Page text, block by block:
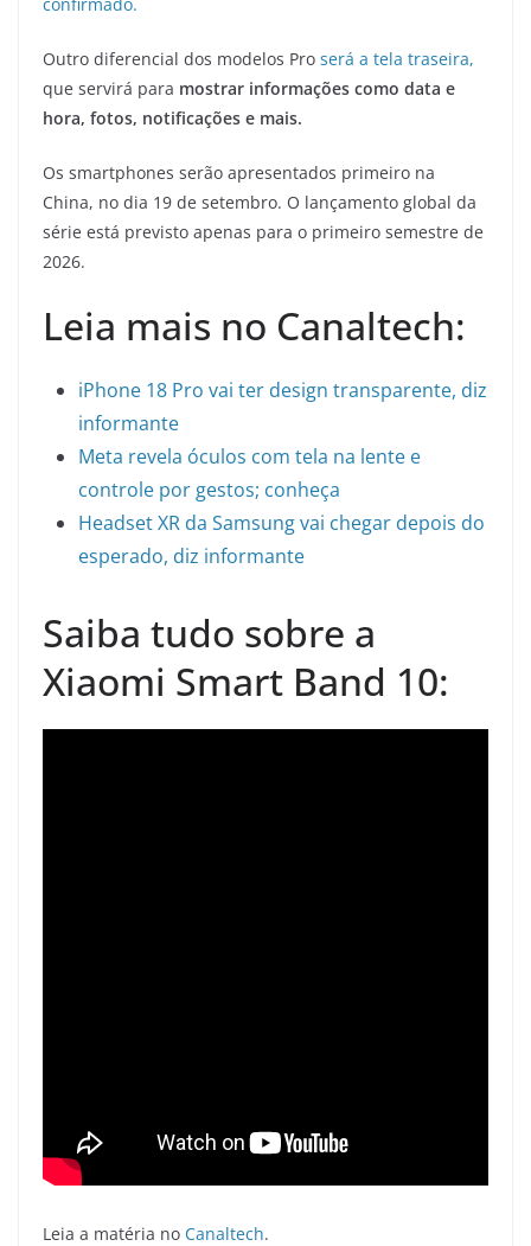
Outro diferencial dos modelos Pro será a tela traseira,
que servirá para mostrar informações como data e
hora, fotos, notificações e mais.
Os smartphones serão apresentados primeiro na
China, no dia 19 de setembro. O lançamento global da
série está previsto apenas para o primeiro semestre de
2026.
Leia mais no Canaltech:
iPhone 18 Pro vai ter design transparente, diz
informante
Meta revela óculos com tela na lente e
controle por gestos; conheça
Headset XR da Samsung vai chegar depois do
esperado, diz informante
Saiba tudo sobre a
Xiaomi Smart Band 10:
Leia a matéria no Canaltech.